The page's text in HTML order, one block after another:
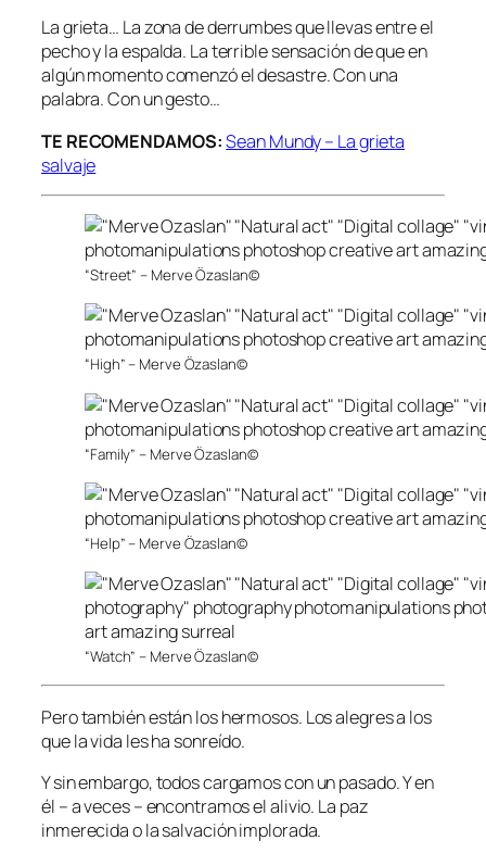
La grieta… La zona de derrumbes que llevas entre el
pecho y la espalda. La terrible sensación de que en
algún momento comenzó el desastre. Con una
palabra. Con un gesto…
TE RECOMENDAMOS:Sean Mundy – La grieta
salvaje
“Street” – Merve Özaslan©
“High” – Merve Özaslan©
“Family” – Merve Özaslan©
“Help” – Merve Özaslan©
“Watch” – Merve Özaslan©
Pero también están los hermosos. Los alegres a los
que la vida les ha sonreído.
Y sin embargo, todos cargamos con un pasado. Y en
él – a veces – encontramos el alivio. La paz
inmerecida o la salvación implorada.